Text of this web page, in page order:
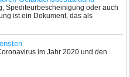
Spediteurbescheinigung oder auch
ist ein Dokument, das als
im Jahr 2020 und den